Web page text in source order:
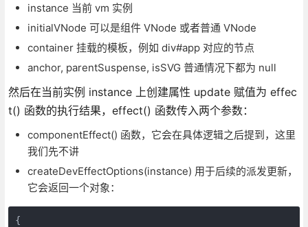
instance 当前 vm 实例
initialVNode 可以是组件 VNode 或者普通 VNode
container 挂载的模板，例如 div#app 对应的节点
anchor, parentSuspense, isSVG 普通情况下都为 null
然后在当前实例 instance 上创建属性 update 赋值为 effec
t() 函数的执行结果，effect() 函数传入两个参数：
componentEffect() 函数，它会在具体逻辑之后提到，这里
我们先不讲
createDevEffectOptions(instance) 用于后续的派发更新，
它会返回一个对象：
{